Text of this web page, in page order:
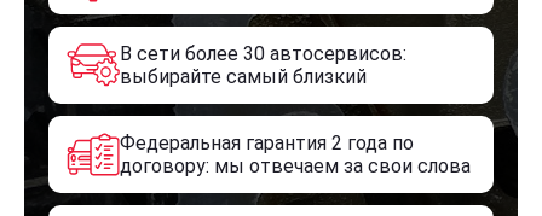
В сети более 30 автосервисов:
выбирайте самый близкий
Федеральная гарантия 2 года по
договору: мы отвечаем за свои слова